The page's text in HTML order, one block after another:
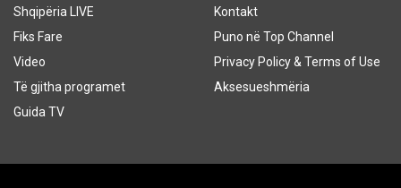
Shqipëria LIVE
Fiks Fare
Video
Të gjitha programet
Guida TV
Kontakt
Puno në Top Channel
Privacy Policy & Terms of Use
Aksesueshmëria